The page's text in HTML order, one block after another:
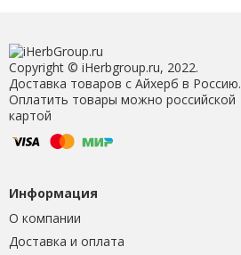
Copyright © iHerbgroup.ru, 2022.
Доставка товаров с Айхерб в Россию.
Оплатить товары можно российской
картой
Информация
О компании
Доставка и оплата